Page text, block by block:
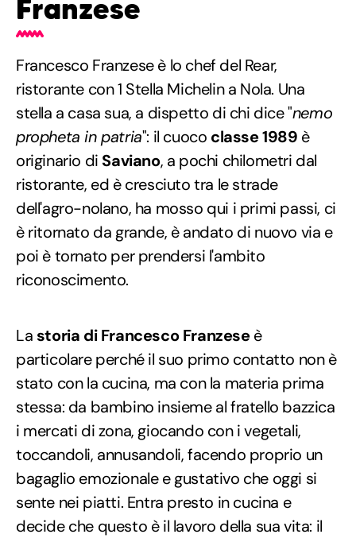
Franzese
Francesco Franzese è lo chef del Rear,
ristorante con 1 Stella Michelin a Nola. Una
stella a casa sua, a dispetto di chi dice "nemo
propheta in patria": il cuoco classe 1989 è
originario di Saviano, a pochi chilometri dal
ristorante, ed è cresciuto tra le strade
dell'agro-nolano, ha mosso qui i primi passi, ci
è ritornato da grande, è andato di nuovo via e
poi è tornato per prendersi l'ambito
riconoscimento.
La storia di Francesco Franzeseè
particolare perché il suo primo contatto non è
stato con la cucina, ma con la materia prima
stessa: da bambino insieme al fratello bazzica
i mercati di zona, giocando con i vegetali,
toccandoli, annusandoli, facendo proprio un
bagaglio emozionale e gustativo che oggi si
sente nei piatti. Entra presto in cucina e
decide che questo è il lavoro della sua vita: il